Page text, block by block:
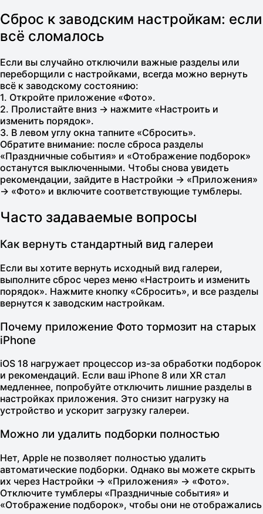
Сброс к заводским настройкам: если
всё сломалось
Если вы случайно отключили важные разделы или
переборщили с настройками, всегда можно вернуть
всё к заводскому состоянию:
1. Откройте приложение «Фото».
2. Пролистайте вниз → нажмите «Настроить и
изменить порядок».
3. В левом углу окна тапните «Сбросить».
Обратите внимание: после сброса разделы
«Праздничные события» и «Отображение подборок»
останутся выключенными. Чтобы снова увидеть
рекомендации, зайдите в Настройки → «Приложения»
→ «Фото» и включите соответствующие тумблеры.
Часто задаваемые вопросы
Как вернуть стандартный вид галереи
Если вы хотите вернуть исходный вид галереи,
выполните сброс через меню «Настроить и изменить
порядок». Нажмите кнопку «Сбросить», и все разделы
вернутся к заводским настройкам.
Почему приложение Фото тормозит на старых
iPhone
iOS 18 нагружает процессор из-за обработки подборок
и рекомендаций. Если ваш iPhone 8 или XR стал
медленнее, попробуйте отключить лишние разделы в
настройках приложения. Это снизит нагрузку на
устройство и ускорит загрузку галереи.
Можно ли удалить подборки полностью
Нет, Apple не позволяет полностью удалить
автоматические подборки. Однако вы можете скрыть
их через Настройки → «Приложения» → «Фото».
Отключите тумблеры «Праздничные события» и
«Отображение подборок», чтобы они не отображались